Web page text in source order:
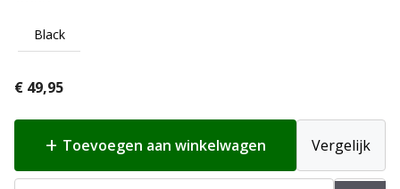
Black
€ 49,95
Toevoegen aan winkelwagen Vergelijk